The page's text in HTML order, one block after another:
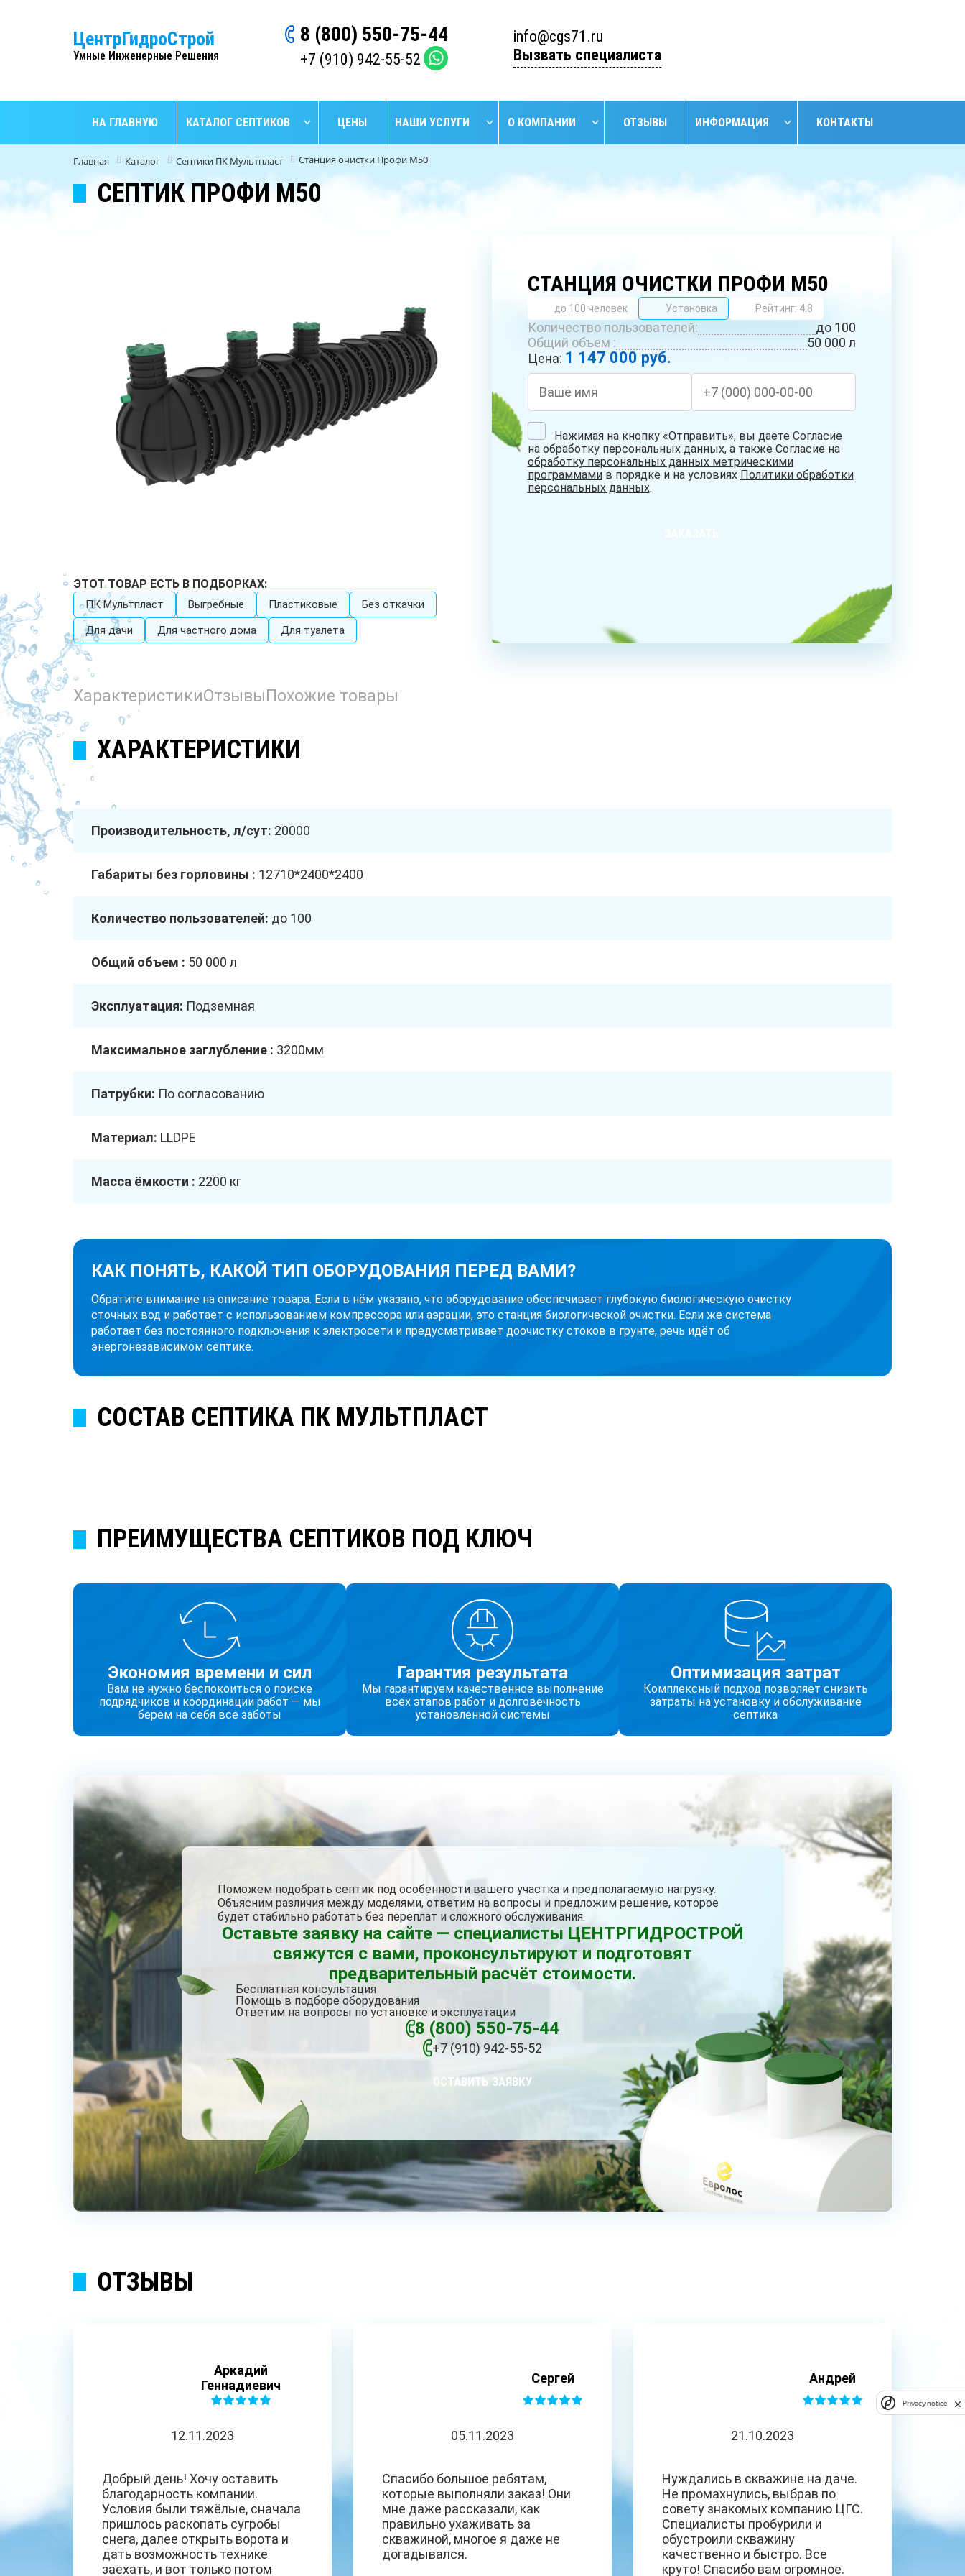
ЦентрГидроСтрой
Умные Инженерные Решения
8 (800) 550-75-44
+7 (910) 942-55-52
info@cgs71.ru
Вызвать специалиста
НА ГЛАВНУЮ КАТАЛОГ СЕПТИКОВ
НАЙТИ
ЦЕНЫ НАШИ УСЛУГИ
НАЙТИ
ОБУСТРОЙСТВО
ОБУСТРОЙСТВО
СКВАЖИН С
АДАПТЕРОМ
РЕМОНТ
СКВАЖИН НА
ВОДУ
БУРЕНИЕ
КОЛОДЦЕВ
СИСТЕМЫ
ОЧИСТКИ
О КОМПАНИИ ОТЗЫВЫ ИНФОРМАЦИЯ КОНТАКТЫ
Главная Каталог Септики ПК Мультпласт Станция очистки Профи М50
СЕПТИК ПРОФИ М50
ЭТОТ ТОВАР ЕСТЬ В ПОДБОРКАХ:
ПК Мультпласт Выгребные Пластиковые
Без откачки
Для дачи
Для частного дома Для туалета
СТАНЦИЯ ОЧИСТКИ ПРОФИ М50
до 100 человек Установка Рейтинг: 4.8
Количество пользователей:
до 100
Общий объем :
50 000 л
Цена: 1 147 000 руб.
Нажимая на кнопку «Отправить», вы даете Согласие
на обработку персональных данных, а также Согласие на
обработку персональных данных метрическими
программамив порядке и на условиях Политики обработки
персональных данных.
ХарактеристикиОтзывы Похожие товары
ХАРАКТЕРИСТИКИ
Производительность, л/сут: 20000
Габариты без горловины : 12710*2400*2400
Количество пользователей: до 100
Общий объем : 50 000 л
Эксплуатация: Подземная
Максимальное заглубление : 3200мм
Патрубки: По согласованию
Материал: LLDPE
Масса ёмкости : 2200 кг
КАК ПОНЯТЬ, КАКОЙ ТИП ОБОРУДОВАНИЯ ПЕРЕД ВАМИ?
Обратите внимание на описание товара. Если в нём указано, что оборудование обеспечивает глубокую биологическую очистку
сточных вод и работает с использованием компрессора или аэрации, это станция биологической очистки. Если же система
работает без постоянного подключения к электросети и предусматривает доочистку стоков в грунте, речь идёт об
энергонезависимом септике.
СОСТАВ СЕПТИКА ПК МУЛЬТПЛАСТ
ПРЕИМУЩЕСТВА СЕПТИКОВ ПОД КЛЮЧ
Экономия времени и сил
Вам не нужно беспокоиться о поиске
подрядчиков и координации работ — мы
берем на себя все заботы
Гарантия результата
Мы гарантируем качественное выполнение
всех этапов работ и долговечность
установленной системы
Оптимизация затрат
Комплексный подход позволяет снизить
затраты на установку и обслуживание
септика
Поможем подобрать септик под особенности вашего участка и предполагаемую нагрузку.
Объясним различия между моделями, ответим на вопросы и предложим решение, которое
будет стабильно работать без переплат и сложного обслуживания.
Оставьте заявку на сайте — специалисты ЦЕНТРГИДРОСТРОЙ
свяжутся с вами, проконсультируют и подготовят
предварительный расчёт стоимости.
Бесплатная консультация
Помощь в подборе оборудования
Ответим на вопросы по установке и эксплуатации
8 (800) 550-75-44
+7 (910) 942-55-52
ОСТАВИТЬ ЗАЯВКУ
ОТЗЫВЫ
Аркадий
Геннадиевич
12.11.2023
Добрый день! Хочу оставить
благодарность компании.
Условия были тяжёлые, сначала
пришлось раскопать сугробы
снега, далее открыть ворота и
дать возможность технике
заехать, и вот только потом
Сергей
05.11.2023
Спасибо большое ребятам,
которые выполняли заказ! Они
мне даже рассказали, как
правильно ухаживать за
скважиной, многое я даже не
догадывался.
Андрей
21.10.2023
Нуждались в скважине на даче.
Не промахнулись, выбрав по
совету знакомых компанию ЦГС.
Специалисты пробурили и
обустроили скважину
качественно и быстро. Все
круто! Спасибо вам огромное.
Privacy notice